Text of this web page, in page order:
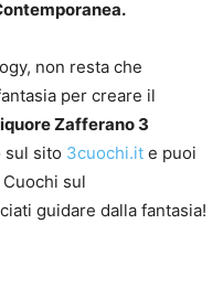
non resta che
per creare il
Zafferano 3
sul sito 3cuochi.it e puoi
sul
guidare dalla fantasia!